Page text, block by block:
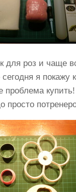
для роз и чаще
я покажу
проблема
просто